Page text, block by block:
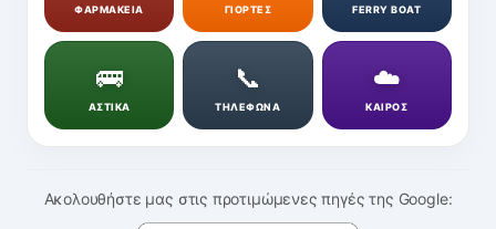
ΦΑΡΜΑΚΕΙΑ ΓΙΟΡΤΕΣ FERRY BOAT
🚌
ΑΣΤΙΚΑ
📞
ΤΗΛΕΦΩΝΑ
☁️
ΚΑΙΡΟΣ
Ακολουθήστε μας στις προτιμώμενες πηγές της Google: